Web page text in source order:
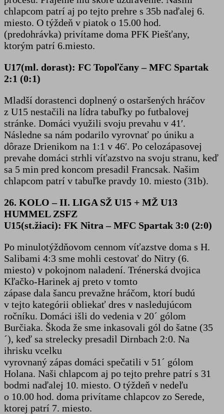
chlapcom patrí aj po tejto prehre s 35b naďalej 6.
miesto. O týždeň v piatok o 15.00 hod.
(predohrávka) privítame doma PFK Piešťany,
ktorým patrí 6.miesto.
U17(ml. dorast): FC Topoľčany – MFC Spartak
2:1 (0:1)
Mladší dorastenci doplnený o ostaršených hráčov
z U15 nestačili na lídra tabuľky po futbalovej
stránke. Domáci využili svoju prevahu v 41′.
Následne sa nám podarilo vyrovnať po úniku a
dôraze Drienikom na 1:1 v 46′. Po celozápasovej
prevahe domáci strhli víťazstvo na svoju stranu, keď
sa 5 min pred koncom presadil Francsak. Našim
chlapcom patrí v tabuľke pravdy 10. miesto (31b).
26. KOLO – II. LIGA SŽ U15 + MŽ U13
HUMMEL ZSFZ
U15(st.žiaci): FK Nitra – MFC Spartak 3:0 (2:0)
Po minulotýždňovom cennom víťazstve doma s H.
Salibami 4:3 sme mohli cestovať do Nitry (6.
miesto) v pokojnom naladení. Trénerská dvojica
Kľačko-Harinek aj preto v tomto
zápase dala šancu prevažne hráčom, ktorí budú
v tejto kategórii obliekať dres v nasledujúcom
ročníku. Domáci išli do vedenia v 20´ gólom
Burčiaka. Škoda že sme inkasovali gól do šatne (35
´), keď sa strelecky presadil Dirnbach 2:0. Na
ihrisku vcelku
vyrovnaný zápas domáci spečatili v 51´ gólom
Holana. Naši chlapcom aj po tejto prehre patrí s 31
bodmi naďalej 10. miesto. O týždeň v nedeľu
o 10.00 hod. doma privítame chlapcov zo Serede,
ktorej patrí 7. miesto.